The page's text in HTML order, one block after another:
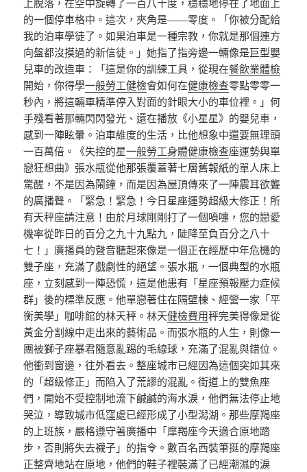
上脫落，在空中旋轉了一百八十度，穩穩地停在了地面上
的一個停車格中。這次，夾角是——零度。「你被分配給
我的泊車學徒了。如果泊車是一種宗教，你就是那個連方
向盤都沒摸過的新信徒。」她指了指旁邊一輛像是巨型嬰
兒車的改造車：「這是你的訓練工具，從現在餐飲業體檢
開始，你得學一般勞工健檢會如何在健康檢查零點零零一
秒內，將這輛車精準停入對面的針眼大小的車位裡。」何
手殘看著那輛閃閃發光、還在播放《小星星》的嬰兒車，
感到一陣眩暈。泊車維度的生活，比他想象中還要無理頭
一百萬倍。《失控的星一般勞工身體健康檢查座運勢與單
戀狂想曲》張水瓶從他那張覆蓋著七層舊報紙的單人床上
驚醒，不是因為鬧鐘，而是因為屋頂傳來了一陣震耳欲聾
的廣播聲。「緊急！緊急！今日星座運勢超級大修正！所
有天秤座請注意！由於月球剛剛打了一個噴嚏，您的戀愛
機率從昨日的百分之九十九點九，陡降至負百分之八十
七！」廣播員的聲音聽起來像是一個正在經歷中年危機的
雙子座，充滿了戲劇性的絕望。張水瓶，一個典型的水瓶
座，立刻感到一陣恐慌，這是他患有「星座預報壓力症候
群」後的標準反應。他單戀著住在隔壁棟、經營一家「平
衡美學」咖啡館的林天秤。林天健檢費用秤完美得像是從
黃金分割線中走出來的藝術品。而張水瓶的人生，則像一
團被獅子座暴君隨意亂踢的毛線球，充滿了混亂與錯位。
他衝到窗邊，往外看去。整座城市已經因為這個突如其來
的「超級修正」而陷入了荒謬的混亂。街道上的雙魚座
們，開始不受控制地流下鹹鹹的海水淚，他們無法停止地
哭泣，導致城市低窪處已經形成了小型潟湖。那些摩羯座
的上班族，嚴格遵守著廣播中「摩羯座今天適合原地踏
步，否則將失去襪子」的指令。數百名西裝筆挺的摩羯座
正整齊地站在原地，他們的鞋子裡裝滿了已經潮濕的淚